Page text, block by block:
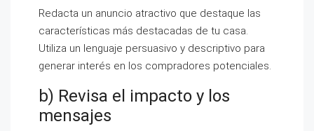
Redacta un anuncio atractivo que destaque las
características más destacadas de tu casa.
Utiliza un lenguaje persuasivo y descriptivo para
generar interés en los compradores potenciales.
b) Revisa el impacto y los
mensajes